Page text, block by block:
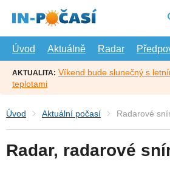
hlavní
Úvod
Aktuálně Radar
AKTUALITA: Víkend bude slunečný s
teplotami
Úvod Aktuální počasí Radarové
Radar, radarové